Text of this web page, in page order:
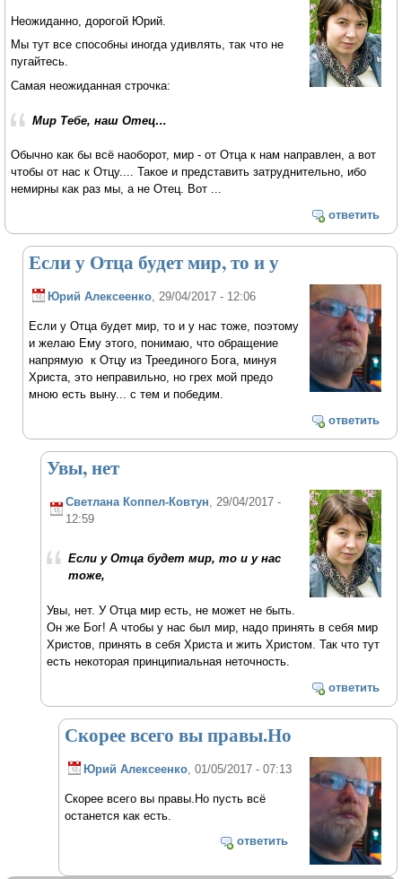
Неожиданно, дорогой Юрий.
Мы тут все способны иногда удивлять, так что не
пугайтесь.
Самая неожиданная строчка:
Мир Тебе, наш Отец…
Обычно как бы всё наоборот, мир - от Отца к нам направлен, а вот
чтобы от нас к Отцу.... Такое и представить затруднительно, ибо
немирны как раз мы, а не Отец. Вот ...
ответить
Если у Отца будет мир, то и у
Юрий Алексеенко, 29/04/2017 - 12:06
Если у Отца будет мир, то и у нас тоже, поэтому
и желаю Ему этого, понимаю, что обращение
напрямую к Отцу из Треединого Бога, минуя
Христа, это неправильно, но грех мой предо
мною есть выну... с тем и победим.
ответить
Увы, нет
Светлана Коппел-Ковтун , 29/04/2017 -
12:59
Если у Отца будет мир, то и у нас
тоже,
Увы, нет. У Отца мир есть, не может не быть.
Он же Бог! А чтобы у нас был мир, надо принять в себя мир
Христов, принять в себя Христа и жить Христом. Так что тут
есть некоторая принципиальная неточность.
ответить
Скорее всего вы правы.Но
Юрий Алексеенко , 01/05/2017 - 07:13
Скорее всего вы правы.Но пусть всё
останется как есть.
ответить